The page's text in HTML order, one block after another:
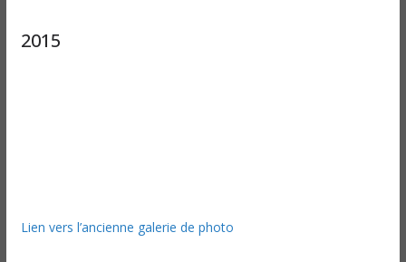
2015
Lien vers l’ancienne galerie de photo